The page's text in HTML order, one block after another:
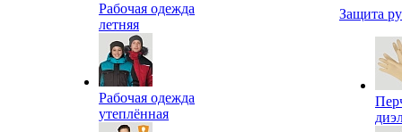
Рабочая одежда
летняя
Рабочая одежда
утеплённая
Защита